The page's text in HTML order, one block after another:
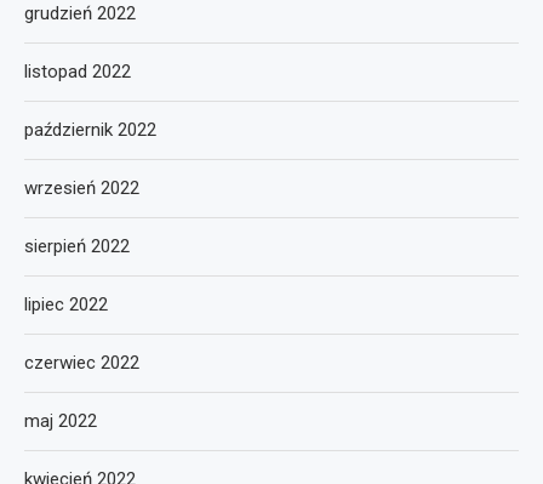
grudzień 2022
listopad 2022
październik 2022
wrzesień 2022
sierpień 2022
lipiec 2022
czerwiec 2022
maj 2022
kwiecień 2022